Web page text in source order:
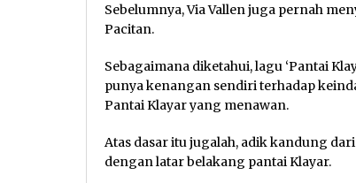
Sebelumnya, Via Vallen juga pernah
Pacitan.
Sebagaimana diketahui, lagu ‘Pantai
punya kenangan sendiri terhadap
Pantai Klayar yang menawan.
Atas dasar itu jugalah, adik kandung
dengan latar belakang pantai Klayar.